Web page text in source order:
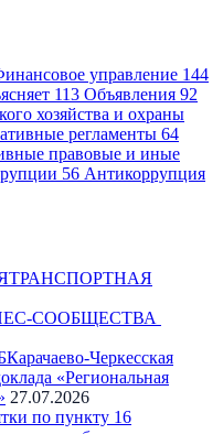
управление 144
113 Объявления 92
хозяйства и охраны
регламенты 64
правовые и иные
56 Антикоррупция
СООБЩЕСТВА
Черкесская
«Региональная
27.07.2026
по пункту 16